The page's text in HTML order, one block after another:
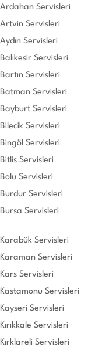
Ardahan Servisleri
Artvin Servisleri
Aydın Servisleri
Balıkesir Servisleri
Bartın Servisleri
Batman Servisleri
Bayburt Servisleri
Bilecik Servisleri
Bingöl Servisleri
Bitlis Servisleri
Bolu Servisleri
Burdur Servisleri
Bursa Servisleri
Karabük Servisleri
Karaman Servisleri
Kars Servisleri
Kastamonu Servisleri
Kayseri Servisleri
Kırıkkale Servisleri
Kırklareli Servisleri